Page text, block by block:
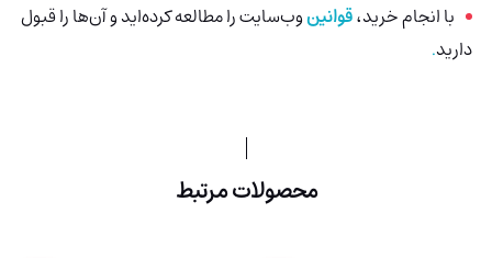
با انجام خرید،قوانینوب‌سایت را مطالعه کرده‌اید و آن‌ها را قبول
دارید.
محصولات مرتبط